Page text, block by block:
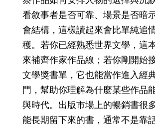
看敘事者是否可靠、場景是否暗
會結構，這樣讀起來會比單純追
穫。若你已經熟悉世界文學，這
來補齊作家作品線；若你剛開始
文學獎書單，它也能當作進入經
門，幫助你理解為什麼某些作品
與時代。出版市場上的暢銷書很
能長期留下來的書，通常不是靠